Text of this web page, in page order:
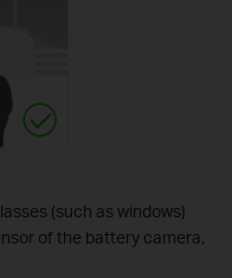
(such as windows)
of the battery camera,